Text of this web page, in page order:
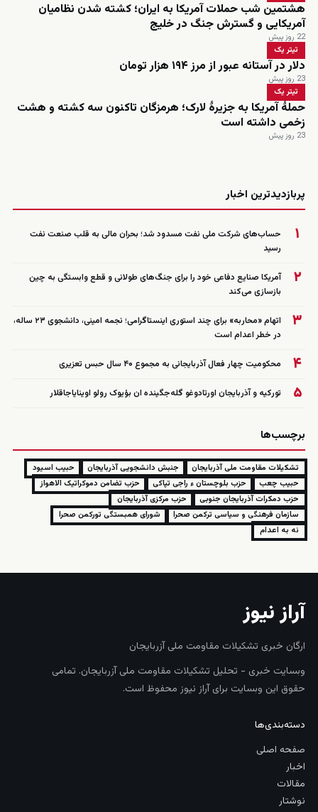
هشتمین شب حملات آمریکا به ایران؛ کشته شدن نظامیان
آمریکایی و گسترش جنگ در خلیج
22 روز پیش
تیتر یک
دلار در آستانه عبور از مرز ۱۹۴ هزار تومان
23 روز پیش
تیتر یک
حملۀ آمریکا به جزیرۀ لارک؛ هرمزگان تاکنون سه کشته و هشت
زخمی داشته است
23 روز پیش
پربازدیدترین اخبار
۱
حساب‌های شرکت ملی نفت مسدود شد؛ بحران مالی به قلب صنعت نفت
رسید
۲
آمریکا صنایع دفاعی خود را برای جنگ‌های طولانی و قطع وابستگی به چین
بازسازی می‌کند
۳
اتهام «محاربه» برای چند استوری اینستاگرامی؛ نجمه امینی، دانشجوی ۲۳ ساله،
در خطر اعدام است
۴ محکومیت چهار فعال آذربایجانی به مجموع ۴۰ سال حبس تعزیری
۵ تورکیه و آذربایجان اورتادوغو گله‌جگینده ان بؤیوک رولو اوینایاجاقلار
برچسب‌ها
تشکیلات مقاومت ملی آذربایجان جنبش دانشجویی آذربایجان
حبیب اسیود
حبیب چعب
حزب بلوچستان ء راجی تپاکی
حزب تضامن دموکراتیک الاھواز
حزب دمکرات آذربایجان جنوبی
حزب مرکزی آذربایجان
سازمان فرهنگی و سیاسی ترکمن صحرا
شورای همبستگی تورکمن صحرا
نه به اعدام
آراز نیوز
ارگان خبری تشکیلات مقاومت ملی آزربایجان
وبسایت خبری - تحلیل تشکیلات مقاومت ملی آزربایجان. تمامی
حقوق این وبسایت برای آراز نیوز محفوظ است.
دسته‌بندی‌ها
صفحه اصلی
اخبار
مقالات
نوشتار